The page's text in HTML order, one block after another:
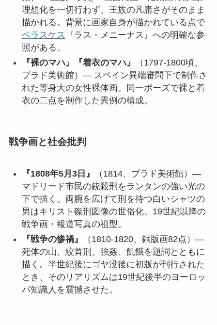
理想化を一切行わず、王族の凡庸さがそのまま
描かれる。背景に画家自身が描かれている点で
ベラスケス 『ラス・メニーナス』への明確な参
照がある。
『裸のマハ』『着衣のマハ』
（1797-1800頃、
プラド美術館）— スペイン異端審問下で制作さ
れた等身大の女性裸体画。同一ポーズで裸と着
衣の二点を制作した異例の構成。
戦争画と社会批判
『1808年5月3日』
（1814、プラド美術館）—
マドリード市民の銃殺刑をランタンの強い光の
下で描く。両腕を広げて刑を待つ白いシャツの
男はキリスト磔刑図像の世俗化。19世紀以降の
戦争画・報道写真の祖型。
『戦争の惨禍』
（1810-1820、銅版画82点）—
死体の山、絞首刑、強姦、飢餓を題詞とともに
描く。半世紀後にゴヤ没後に初版が刊行された
とき、そのリアリズムは19世紀後半のヨーロッ
パ知識人を震撼させた。